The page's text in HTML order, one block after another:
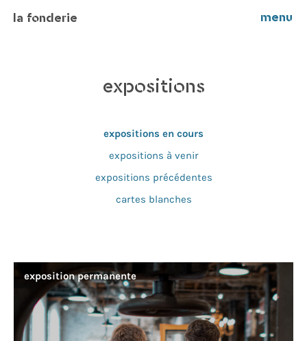
la fonderie menu
expositions
expositions en cours
expositions à venir
expositions précédentes
cartes blanches
exposition permanente